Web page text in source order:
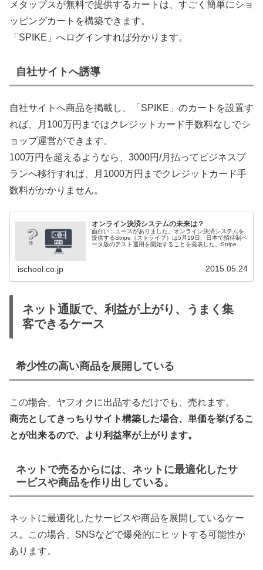
メタップスが無料で提供するカートは、すごく簡単にショ
ッピングカートを構築できます。
「SPIKE」へログインすれば分かります。
自社サイトへ誘導
自社サイトへ商品を掲載し、「SPIKE」のカートを設置す
れば、月100万円まではクレジットカード手数料なしでシ
ョップ運営ができます。
100万円を超えるようなら、3000円/月払ってビジネスプ
ランへ移行すれば、月1000万円までクレジットカード手
数料がかかりません。
オンライン決済システムの未来は？
面白いニュースがありました。オンライン決済システムを
提供するStripe（ストライプ）は5月19日、日本で招待制ベ
ータ版のテスト運用を開始することを発表した。Stripeっ
ischool.co.jp 2015.05.24
ネット通販で、利益が上がり、うまく集
客できるケース
希少性の高い商品を展開している
この場合、ヤフオクに出品するだけでも、売れます。
商売としてきっちりサイト構築した場合、単価を挙げるこ
とが出来るので、より利益率が上がります。
ネットで売るからには、ネットに最適化したサ
ービスや商品を作り出している。
ネットに最適化したサービスや商品を展開しているケー
ス。この場合、SNSなどで爆発的にヒットする可能性が
あります。